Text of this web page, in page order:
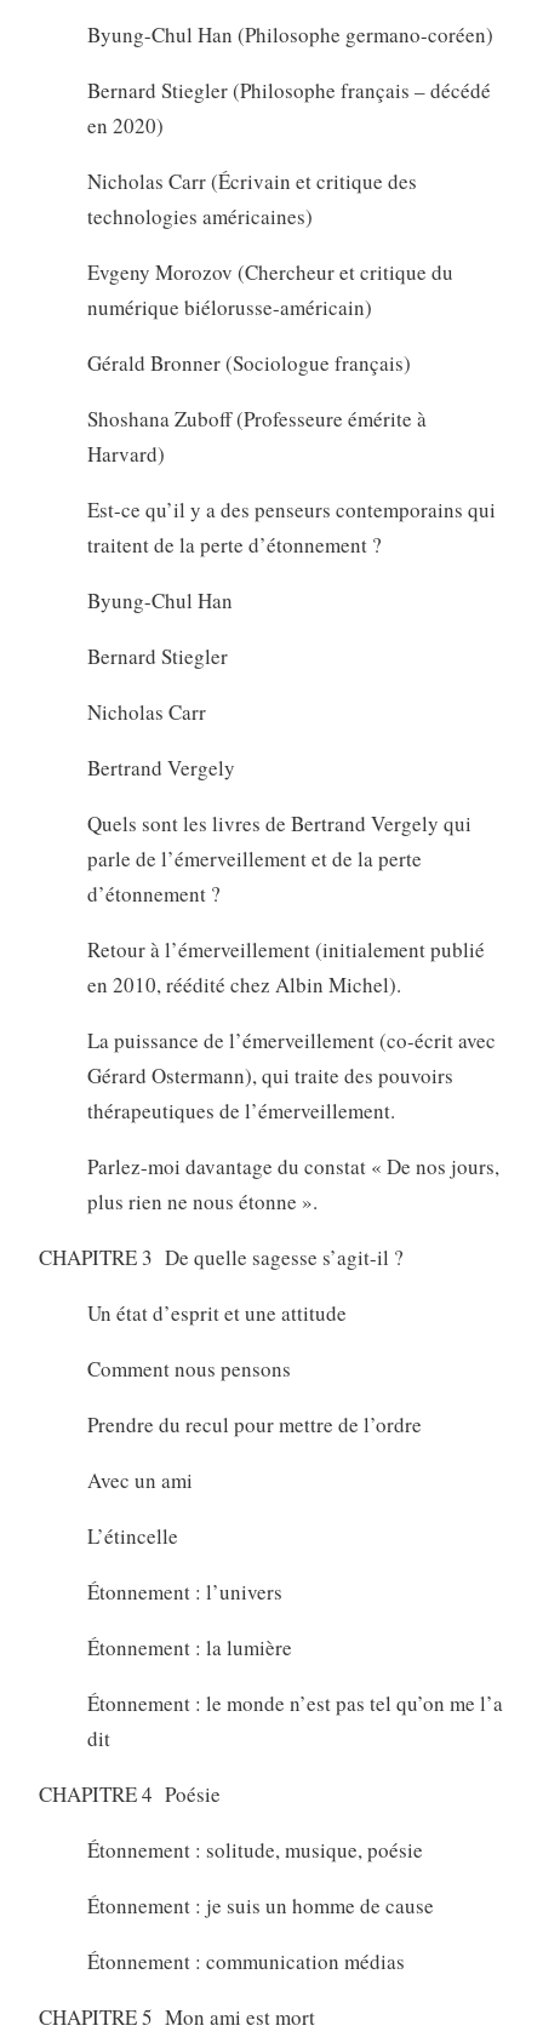
Byung-Chul Han (Philosophe germano-coréen)
Bernard Stiegler (Philosophe français – décédé
en 2020)
Nicholas Carr (Écrivain et critique des
technologies américaines)
Evgeny Morozov (Chercheur et critique du
numérique biélorusse-américain)
Gérald Bronner (Sociologue français)
Shoshana Zuboff (Professeure émérite à
Harvard)
Est-ce qu’il y a des penseurs contemporains qui
traitent de la perte d’étonnement ?
Byung-Chul Han
Bernard Stiegler
Nicholas Carr
Bertrand Vergely
Quels sont les livres de Bertrand Vergely qui
parle de l’émerveillement et de la perte
d’étonnement ?
Retour à l’émerveillement (initialement publié
en 2010, réédité chez Albin Michel).
La puissance de l’émerveillement (co-écrit avec
Gérard Ostermann), qui traite des pouvoirs
thérapeutiques de l’émerveillement.
Parlez-moi davantage du constat « De nos jours,
plus rien ne nous étonne ».
CHAPITRE 3 De quelle sagesse s’agit-il ?
Un état d’esprit et une attitude
Comment nous pensons
Prendre du recul pour mettre de l’ordre
Avec un ami
L’étincelle
Étonnement : l’univers
Étonnement : la lumière
Étonnement : le monde n’est pas tel qu’on me l’a
dit
CHAPITRE 4 Poésie
Étonnement : solitude, musique, poésie
Étonnement : je suis un homme de cause
Étonnement : communication médias
CHAPITRE 5 Mon ami est mort